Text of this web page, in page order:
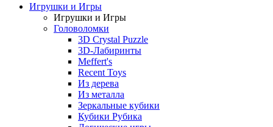
Игрушки и Игры
Игрушки и Игры
Головоломки
3D Crystal Puzzle
3D-Лабиринты
Meffert's
Recent Toys
Из дерева
Из металла
Зеркальные кубики
Кубики Рубика